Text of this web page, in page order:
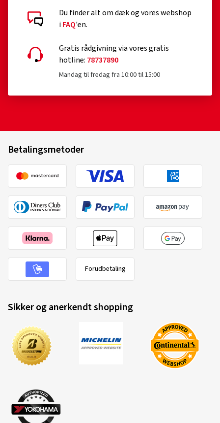
Kundebedømmelser i detaljer
Fabrizio R., Schweiz
Fælgstørrelse i tommer:
Farve:Black Fælge monteret på: Vinterdæk
23.12.2025
Verificeret køb
Fælgstørrelse i tommer:8,5x19 - ET 40 - LK 5x112
Køretøjstype:
Audi A6 Avant (F2 (C8))
Michael Z., Tyskland
Schauen super aus. Auch die Verarbeitung ist top.
Du finder alt om dæk og vores webshop
iFAQ'en.
Gratis rådgivning via vores gratis
hotline: 78737890
Mandag til fredag fra 10:00 til 15:00
Betalingsmetoder
Forudbetaling
Sikker og anerkendt shopping